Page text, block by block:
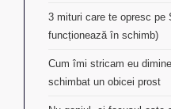
3 mituri care te opresc pe
funcționează în schimb)
Cum îmi stricam eu
schimbat un obicei prost